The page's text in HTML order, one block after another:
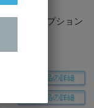
ピングオプション